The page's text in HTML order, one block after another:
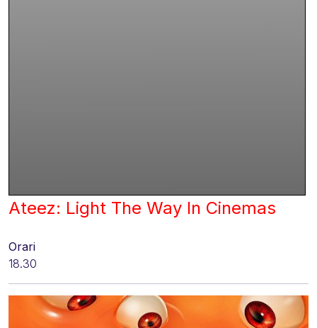
Ateez: Light The Way In Cinemas
Orari
18.30